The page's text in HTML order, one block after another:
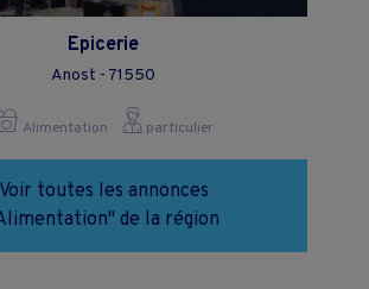
Epicerie
Anost - 71550
Alimentation particulier
Voir toutes les annonces
de la région